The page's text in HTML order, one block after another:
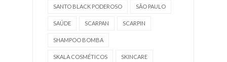
SANTO BLACK PODEROSO SÃO PAULO
SAÚDE SCARPAN SCARPIN
SHAMPOO BOMBA
SKALA COSMÉTICOS SKINCARE